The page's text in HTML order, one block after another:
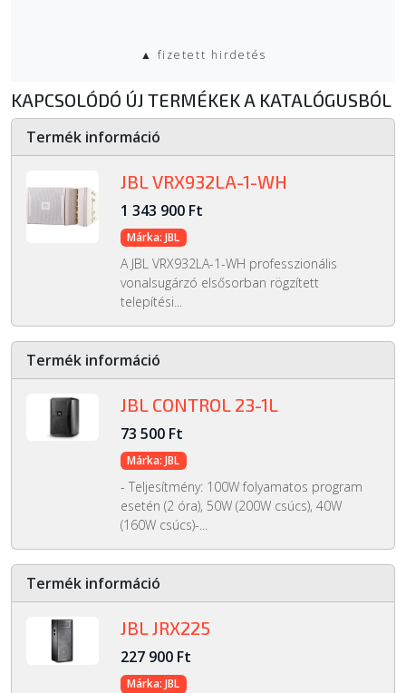
▲ fizetett hirdetés
KAPCSOLÓDÓ ÚJ TERMÉKEK A KATALÓGUSBÓL
Termék információ
JBL VRX932LA-1-WH
1 343 900 Ft
Márka: JBL
A JBL VRX932LA-1-WH professzionális
vonalsugárzó elsősorban rögzített
telepítési...
Termék információ
JBL CONTROL 23-1L
73 500 Ft
Márka: JBL
- Teljesítmény: 100W folyamatos program
esetén (2 óra), 50W (200W csúcs), 40W
(160W csúcs)-...
Termék információ
JBL JRX225
227 900 Ft
Márka: JBL